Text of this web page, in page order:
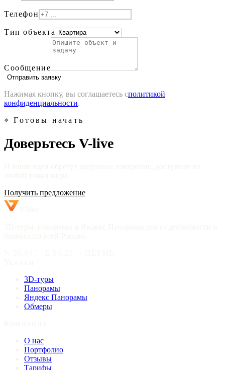
Телефон
Тип объекта
Сообщение
Отправить заявку
Нажимая кнопку, вы соглашаетесь сполитикой
конфиденциальности.
⌖ Готовы начать
Доверьтесь V-live
Получить предложение
3D-туры
Панорамы
Яндекс Панорамы
Обмеры
О нас
Портфолио
Отзывы
Тарифы